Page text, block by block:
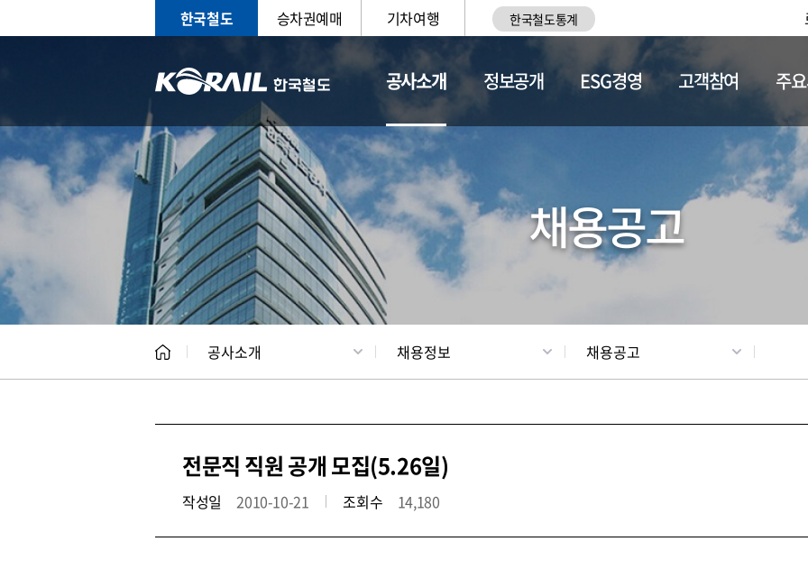
한국철도 승차권예매 기차여행 한국철도통계
공사소개
CEO 일반현황 채용정보
정보공개 ESG경영 고객참여 주
채용공고
공사소개 채용정보 채용공고
전문직 직원 공개 모집(5.26일)
작성일 2010-10-21 조회수 14,180